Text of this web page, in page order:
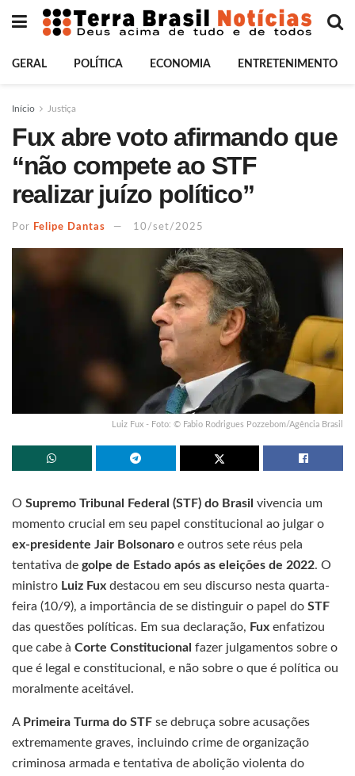
GERAL POLÍTICA ECONOMIA ENTRETENIMENTO
Início Justiça
Fux abre voto afirmando que
“não compete ao STF
realizar juízo político”
Por Felipe Dantas 10/set/2025
Luiz Fux - Foto: © Fabio Rodrigues Pozzebom/Agência Brasil
O Supremo Tribunal Federal (STF) do Brasil vivencia um
momento crucial em seu papel constitucional ao julgar o
ex-presidente Jair Bolsonaro e outros sete réus pela
tentativa de golpe de Estado após as eleições de 2022. O
ministro Luiz Fux destacou em seu discurso nesta quarta-
feira (10/9), a importância de se distinguir o papel do STF
das questões políticas. Em sua declaração, Fux enfatizou
que cabe à Corte Constitucional fazer julgamentos sobre o
que é legal e constitucional, e não sobre o que é política ou
moralmente aceitável.
A Primeira Turma do STF se debruça sobre acusações
extremamente graves, incluindo crime de organização
criminosa armada e tentativa de abolição violenta do